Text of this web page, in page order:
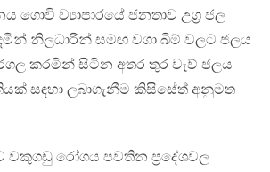
ගොවි ව්‍යාපාරයේ ජනතාව උග‍්‍ර ජල
නිලධාරින් සමඟ වගා බිම් වලට ජලය
කරමින් සිටින අතර තුර වැව් ජලය
සඳහා ලබාගැනීම කිසිසේත් අනුමත
රෝගය පවතින ප‍්‍රදේශවල